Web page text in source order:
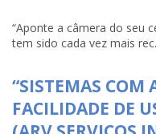
“Aponte a câmera do seu
tem sido cada vez mais
“SISTEMAS COM
FACILIDADE DE